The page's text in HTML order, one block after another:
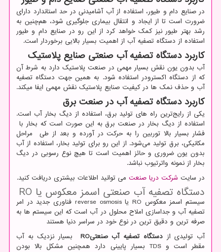
در صنایع دام و طیور، استفاده از آب آشامیدنی در حد استاندارد دارای
ضرورت است تا از ایجاد و انتقال بیماری جلوگیری شود، هم‌چنین به
رشد بهتر طیور نیز کمک خواهد کرد از این رو در صنایع دام و طیور
استفاده از دستگاه تصفیه آب از اهمیت بسیار بالایی برخوردار است.
کاربرد دستگاه تصفیه آب صنعتی صنایع پلاستیک
آب بدون یون نقش بسیار مهمی در صنعت پلاستیک دارد به شرط آن
که از دستگاه اکسترودر استفاده شود. به همین جهت دستگاه تصفیه
آب و حذف نمک‌ ها در کیفیت صنایع پلاستیک نقش مهمی ایفا میکند.
کاربرد دستگاه تصفیه آب در صنعت برق
یکی از رایج‌ترین راه های تولید برق، استفاده از دیگ بخار آب است.
استفاده از دیگ بخار در صنعت برق به این صورت است که بخار با
فشار بسیار بالا توربین را به حرکت در آورده و بعد از طی مراحل
مکانیکی، برق تولید می‌شود. از این رو برای تولید بخار، استفاده از آب
بدون یون ضروری و حائز اهمیت است تا هیچ‌ نوع رسوبی در دیگ
بخار از نمونه واترتیوب نباشد.
در سایت شرکت دریا صنعت می توانید اطلاعات بیشتری دریافت کنید.
دستگاه تصفیه آب صنعتی اسمز معکوس یا RO
سیستم اسمز معکوس RO یاreverse osmosis فناوری جدید در امر
تصفیه آب و جداسازی املاح محلول در آب است که این سیستم ها به
صرفه ترین و دقیق ترین در نوع خود در سراسر دنیا هستند
آب تولیدی ازدستگاه تصفیه آب صنعتیRO
بسیار نزدیک به آب
مقطر است و TDS بسیار پایینی دارد همچنین مشکل بالا بودن